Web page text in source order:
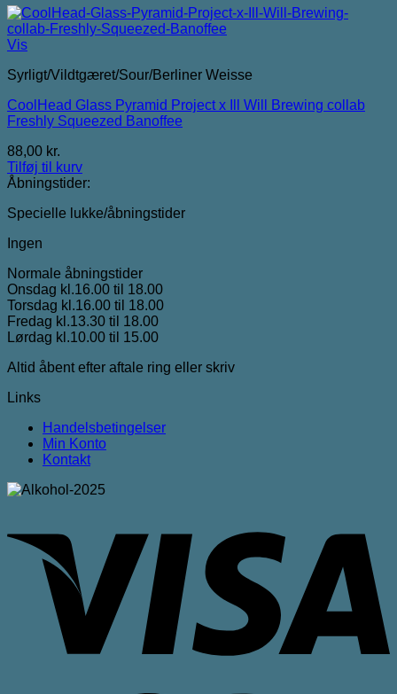
Vis
Syrligt/Vildtgæret/Sour/Berliner Weisse
CoolHead Glass Pyramid Project x Ill Will Brewing collab
Freshly Squeezed Banoffee
88,00 kr.
Tilføj til kurv
Åbningstider:
Specielle lukke/åbningstider
Ingen
Normale åbningstider
Onsdag kl.16.00 til 18.00
Torsdag kl.16.00 til 18.00
Fredag kl.13.30 til 18.00
Lørdag kl.10.00 til 15.00
Altid åbent efter aftale ring eller skriv
Links
Handelsbetingelser
Min Konto
Kontakt